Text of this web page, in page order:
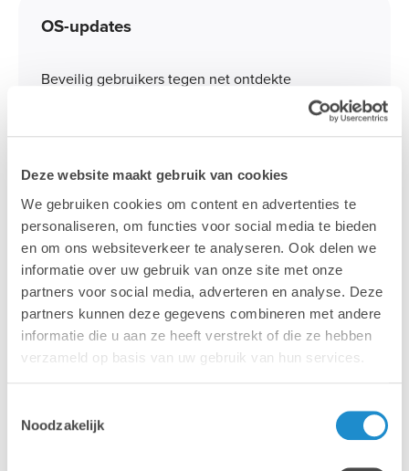
Deze website maakt gebruik van cookies
We gebruiken cookies om content en advertenties te
personaliseren, om functies voor social media te bieden
en om ons websiteverkeer te analyseren. Ook delen we
informatie over uw gebruik van onze site met onze
partners voor social media, adverteren en analyse. Deze
partners kunnen deze gegevens combineren met andere
informatie die u aan ze heeft verstrekt of die ze hebben
verzameld op basis van uw gebruik van hun services.
Noodzakelijk
OS-updates
Beveilig gebruikers tegen net ontdekte
kwetsbaarheden in het besturingssysteem en lever
de nieuwste Apple-functies met ondersteuning
App-rapporten
Krijg volledig inzicht in de aanwezige software en
tonen.